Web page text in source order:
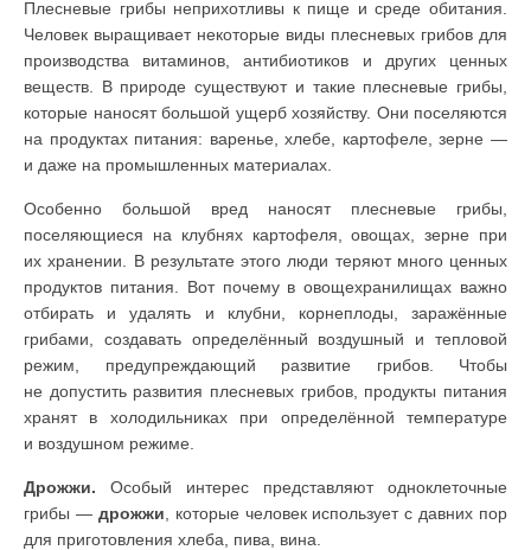
Плесневые грибы неприхотливы к пище и среде обитания.
Человек выращивает некоторые виды плесневых грибов для
производства витаминов, антибиотиков и других ценных
веществ. В природе существуют и такие плесневые грибы,
которые наносят большой ущерб хозяйству. Они поселяются
на продуктах питания: варенье, хлебе, картофеле, зерне —
и даже на промышленных материалах.
Особенно большой вред наносят плесневые грибы,
поселяющиеся на клубнях картофеля, овощах, зерне при
их хранении. В результате этого люди теряют много ценных
продуктов питания. Вот почему в овощехранилищах важно
отбирать и удалять и клубни, корнеплоды, заражённые
грибами, создавать определённый воздушный и тепловой
режим, предупреждающий развитие грибов. Чтобы
не допустить развития плесневых грибов, продукты питания
хранят в холодильниках при определённой температуре
и воздушном режиме.
Дрожжи. Особый интерес представляют одноклеточные
грибы — дрожжи , которые человек использует с давних пор
для приготовления хлеба, пива, вина.